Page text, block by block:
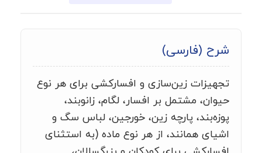
ماشین حساب گمرکی
خدمات رایگان دیگر
شرح (فارسی)
تجهیزات زین‌سازی و افسارکشی برای هر نوع
حیوان، مشتمل بر افسار، لگام، زانوبند،
پوزه‌بند، پارچه زین، خورجین، لباس سگ و
اشیای همانند، از هر نوع ماده (به استثنای